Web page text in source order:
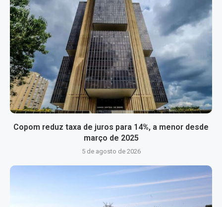
Copom reduz taxa de juros para 14%, a menor desde
março de 2025
5 de agosto de 2026